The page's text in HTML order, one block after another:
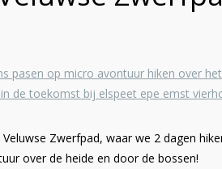
Zwerfpad, waar we 2 dagen
over de heide en door de bossen!